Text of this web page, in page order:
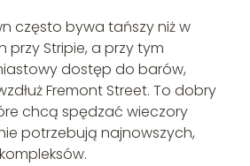
często bywa tańszy niż w
Stripie, a przy tym
dostęp do barów,
Fremont Street. To dobry
chcą spędzać wieczory
potrzebują najnowszych,